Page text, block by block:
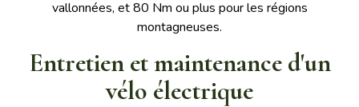
vallonnées, et 80 Nm ou plus pour les régions
montagneuses.
Entretien et maintenance d'un
vélo électrique